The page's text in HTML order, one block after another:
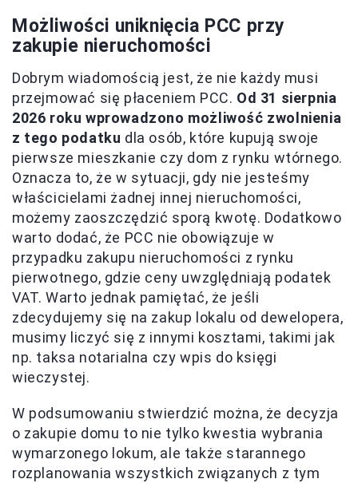
Możliwości uniknięcia PCC przy
zakupie nieruchomości
Dobrym wiadomością jest, że nie każdy musi
przejmować się płaceniem PCC. Od 31 sierpnia
2026 roku wprowadzono możliwość zwolnienia
z tego podatku dla osób, które kupują swoje
pierwsze mieszkanie czy dom z rynku wtórnego.
Oznacza to, że w sytuacji, gdy nie jesteśmy
właścicielami żadnej innej nieruchomości,
możemy zaoszczędzić sporą kwotę. Dodatkowo
warto dodać, że PCC nie obowiązuje w
przypadku zakupu nieruchomości z rynku
pierwotnego, gdzie ceny uwzględniają podatek
VAT. Warto jednak pamiętać, że jeśli
zdecydujemy się na zakup lokalu od dewelopera,
musimy liczyć się z innymi kosztami, takimi jak
np. taksa notarialna czy wpis do księgi
wieczystej.
W podsumowaniu stwierdzić można, że decyzja
o zakupie domu to nie tylko kwestia wybrania
wymarzonego lokum, ale także starannego
rozplanowania wszystkich związanych z tym